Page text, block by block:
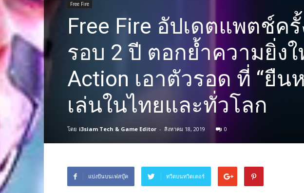
Free Fire
Free Fire อัปเดตแพตช์ค
รอบ 2 ปี ตอกย้ำความยิ่ง
Action เอาตัวรอด ที่ “ยืน
เล่นในไทยและทั่วโลก
โดย i3siam Tech & Game Editor - สิงหาคม 18, 2019 0
แบ่งปันบนเฟสบุ๊ค ทวีตบนทวิตเตอร์